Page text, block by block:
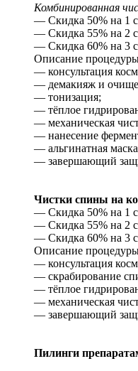
Комбинированная
— Скидка 50% на 1
— Скидка 55% на 2
— Скидка 60% на 3
Описание
— консультация
— демакияж и
— тонизация;
— тёплое
— механическая
— нанесение
— альгинатная
— завершающий
Чистки спины на
— Скидка 50% на 1
— Скидка 55% на 2
— Скидка 60% на 3
Описание
— консультация
— скрабирование
— тёплое
— механическая
— завершающий
Пилинги